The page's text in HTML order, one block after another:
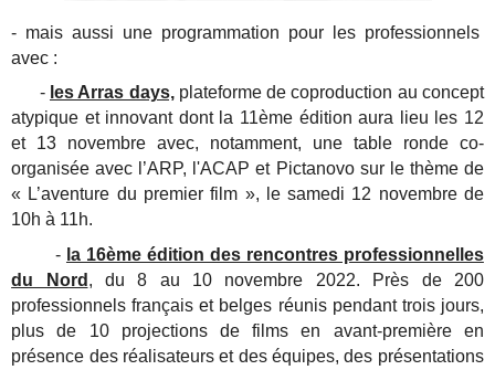
- mais aussi une programmation pour les professionnels
avec :
- les Arras days,plateforme de coproduction au concept
atypique et innovant dont la 11ème édition aura lieu les 12
et 13 novembre avec, notamment, une table ronde co-
organisée avec l’ARP, l'ACAP et Pictanovo sur le thème de
« L’aventure du premier film », le samedi 12 novembre de
10h à 11h.
- la 16ème édition des rencontres professionnelles
du Nord , du 8 au 10 novembre 2022. Près de 200
professionnels français et belges réunis pendant trois jours,
plus de 10 projections defilms en avant-première en
présence des réalisateurs et des équipes, des présentations